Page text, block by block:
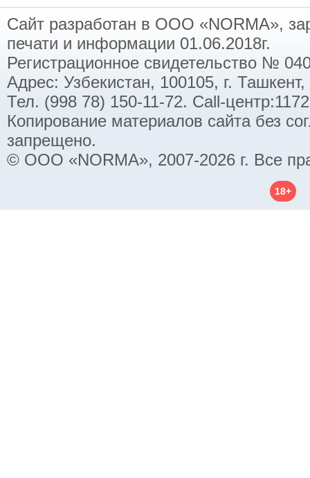
Сайт разработан в ООО «NORMA»,
печати и информации 01.06.2018г.
Регистрационное свидетельство №
Адрес: Узбекистан, 100105, г.
Тел. (998 78) 150-11-72. Call-
Копирование материалов сайта без
запрещено.
© ООО «NORMA», 2007-2026 г. Все
18+